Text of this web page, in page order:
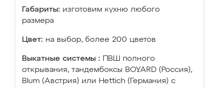
Габариты: изготовим кухню любого
размера
Цвет: на выбор, более 200 цветов
Выкатные системы :
ПВШ полного
открывания, тандембоксы BOYARD (Россия),
Blum (Австрия) или Hettich (Германия) с